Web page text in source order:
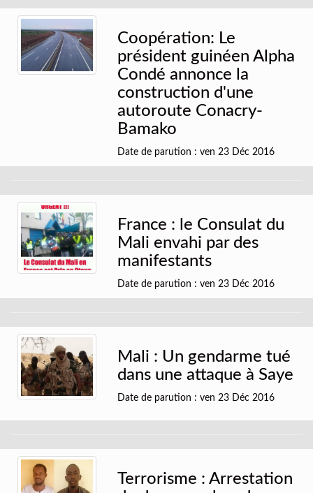
Coopération: Le
président guinéen Alpha
Condé annonce la
construction d'une
autoroute Conacry-
Bamako
Date de parution : ven 23 Déc 2016
France : le Consulat du
Mali envahi par des
manifestants
Date de parution : ven 23 Déc 2016
Mali : Un gendarme tué
dans une attaque à Saye
Date de parution : ven 23 Déc 2016
Terrorisme : Arrestation